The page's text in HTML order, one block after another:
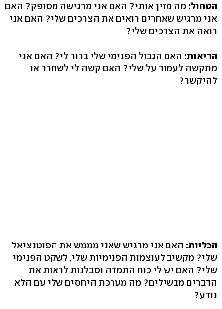
הטחול: מה מזין אותי? האם אני מרגישה מסופק? האם
אני מרגיש שאחרים רואים את הצרכים שלי? האם אני
רואה את הצרכים שלי?
הריאות: האם הגבול הפנימי שלי ברור לי? האם אני
מתקשה לעמוד על שלי? האם קשה לי לשחרר או
להיקשר?
הכליות: האם אני מרגיש שאני מממש את הפוטנציאל
שלי? מקשיב לעוצמות הפנימיות שלי, לשקט הפנימי
שלי? האם יש לי כוח התמדה וסבלנות לראות את
הדברים מבשילים? מה מערכת היחסים שלי עם הלא
נודע?